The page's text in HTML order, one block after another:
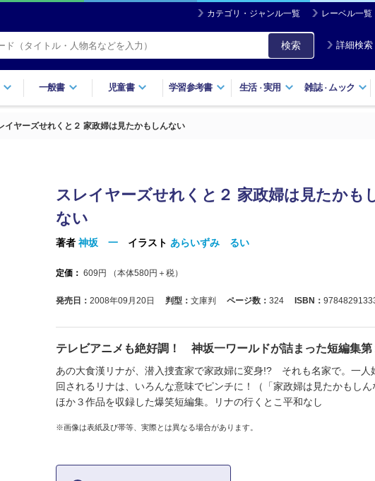
カテゴリ・ジャンル一覧 レーベル一覧
検索 詳細検索
一般書 児童書 学習参考書 生活・実用 雑誌・ ムック
イヤーズせれくと２ 家政婦は見たかもしんない
スレイヤーズせれくと２ 家政婦は見たかも
ない
著者 神坂 一 イラスト あらいずみ るい
定価： 609 円 （本体580円＋税）
発売日： 2008年09月20日 判型： 文庫判 ページ数： 324 ISBN：
テレビアニメも絶好調！ 神坂一ワールドが詰まった短編集第
あの大食漢リナが、潜入捜査家で家政婦に変身!? それも名家で。一人
回されるリナは、いろんな意味でピンチに！（「家政婦は見たかもしん
ほか３作品を収録した爆笑短編集。リナの行くとこ平和なし
※画像は表紙及び帯等、実際とは異なる場合があります。